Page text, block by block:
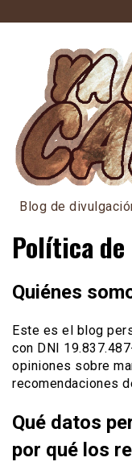
to
Blog de
Política
Quiénes
Este es el blog
con DNI
opiniones sobre
recomendaciones
Qué datos
por qué los